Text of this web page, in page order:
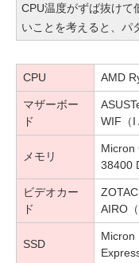
CPU温度がずば抜けて
いことを考えると、パ
CPU AMD
マザーボー
ド
WIF（I
メモリ
Micron
38400
ビデオカー
ド
AIRO
SSD
Micron